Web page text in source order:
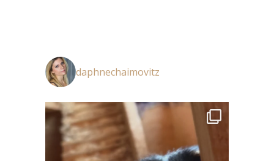
daphnechaimovitz